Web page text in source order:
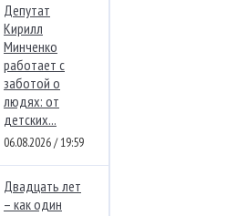
Депутат
Кирилл
Минченко
работает с
заботой о
людях: от
детских...
06.08.2026 / 19:59
Двадцать лет
– как один